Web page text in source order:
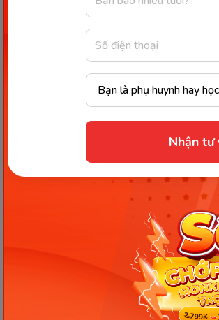
Nhận tư
uống vitamin B12 vào lúc nào là phù
xuất hiện những căn bệnh khó
không chỉ riêng vitamin B12 mà tất cả
hiểu kỹ và nghe theo sự chỉ dẫn của
Vitamin B12 nên uống lúc
giải đáp cùng với các liều lượng phù
đối tượng và lưu ý khi sử dụng.
qua bài viết này, bạn đã có đủ thông
B12. Hãy luôn cố gắng bảo vệ sức
mình nhé. Chúc bạn thành công!